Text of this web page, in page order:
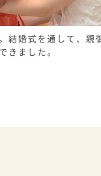
結婚式を通して、親
きました。